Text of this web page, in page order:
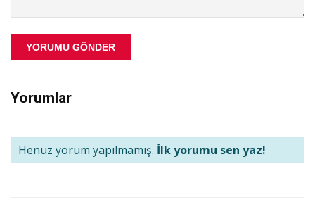
YORUMU GÖNDER
Yorumlar
Henüz yorum yapılmamış. İlk yorumu sen yaz!